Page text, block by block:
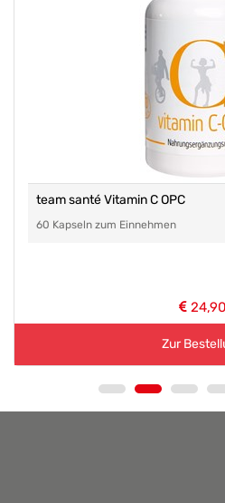
team santé Vitamin C OPC
60 Kapseln zum Einnehmen
24,90
Zur